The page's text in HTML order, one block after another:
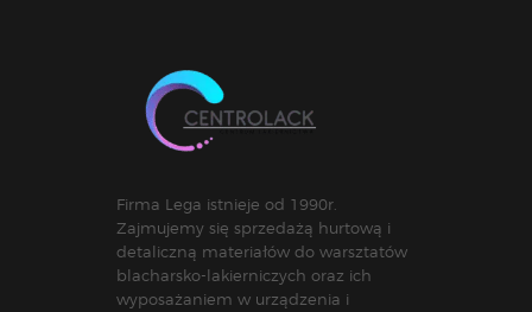
Firma Lega istnieje od 1990r.
Zajmujemy się sprzedażą hurtową i
detaliczną materiałów do warsztatów
blacharsko-lakierniczych oraz ich
wyposażaniem w urządzenia i